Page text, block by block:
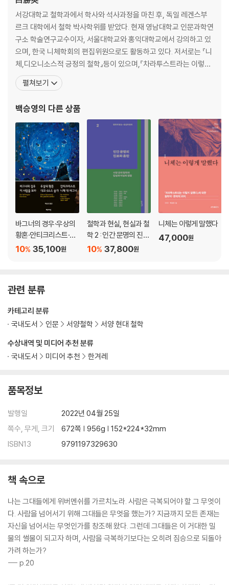
18. 큰 사건들에 대하여
19. 예언자
20. 구원에 대하여
21. 인간적 영리함에 대하여
22. 가장 고요한 시간
제3부
1. 방랑자
2. 환영과 수수께끼에 대하여
3. 원치 않는 지복에 대하여
4. 해뜨기 전에
5. 왜소하게 만드는 덕에 대하여
6. 올리브산에서
7. 지나쳐가기에 대하여
8. 배신자들에 대하여
10. 세 가지 악에 대하여
11. 중력의 정신에 대하여
12. 낡은 서판과 새로운 서판에 대하여
13. 건강을 되찾는 자
16. 일곱 개의 봉인
제4부 및 최종부
1. 꿀봉헌
2. 절박한 외침
4. 거머리
6. 실직
7. 가장 추악한 자
9. 그림자
11. 환영인사
12. 만찬
13. 좀 더 높은 인간에 대하여
14. 우울의 노래
15. 학문에 대하여
16. 사막의 딸들 틈에서
17. 깨워 일으킴
18. 나귀의 축제
서강대학교 철학과에서 학사와 석사과정을 마친 후, 독일 레겐스부
르크 대학에서 철학 박사학위를 받았다. 현재 영남대학교 인문과학연
구소 학술연구교수이자, 서울대학교와 홍익대학교에서 강의하고 있
으며, 한국 니체학회의 편집위원으로도 활동하고 있다. 저서로는 『니
체,디오니소스적 긍정의 철학』등이 있으며,『차라투스트라는 이렇게
말했다』『도덕의 계보』『우상의 황혼』『유고』를 디지털 텍스트 형태로
제공했다. 그 밖에 『니체가 뒤흔든 철학 100년』『철학, 죽음을 말하
있다. 역서로는 니체의 『바그너의 경우, 우상의 황혼, 이 사
펼쳐보기
백승영의 다른 상품
바그너의 경우·우상의
황혼·안티크리스트·이
사람을 보라 디오니소
35,100원
10%
철학과 현실, 현실과 철
학 2 : 인간 문명의 진보
와 혼란37,800원
10%
니체는 이렇게 말했다
47,000원
관련 분류
수상내역 및 미디어 추천 분류
국내도서
미디어 추천 한겨레
카테고리 분류
국내도서
인문 서양철학 서양 현대 철학
품목정보
발행일
2022년 04월 25일
쪽수, 무게, 크기
672쪽 | 956g | 152*224*32mm
ISBN13
9791197329630
책 속으로
나는 그대들에게 위버멘쉬를 가르치노라. 사람은 극복되어야 할 그 무엇이
다. 사람을 넘어서기 위해 그대들은 무엇을 했는가? 지금까지 모든 존재는
자신을 넘어서는 무엇인가를 창조해 왔다. 그런데 그대들은 이 거대한 밀
물의 썰물이 되고자 하며, 사람을 극복하기보다는 오히려 짐승으로 되돌아
가려 하는가?
--- p.20